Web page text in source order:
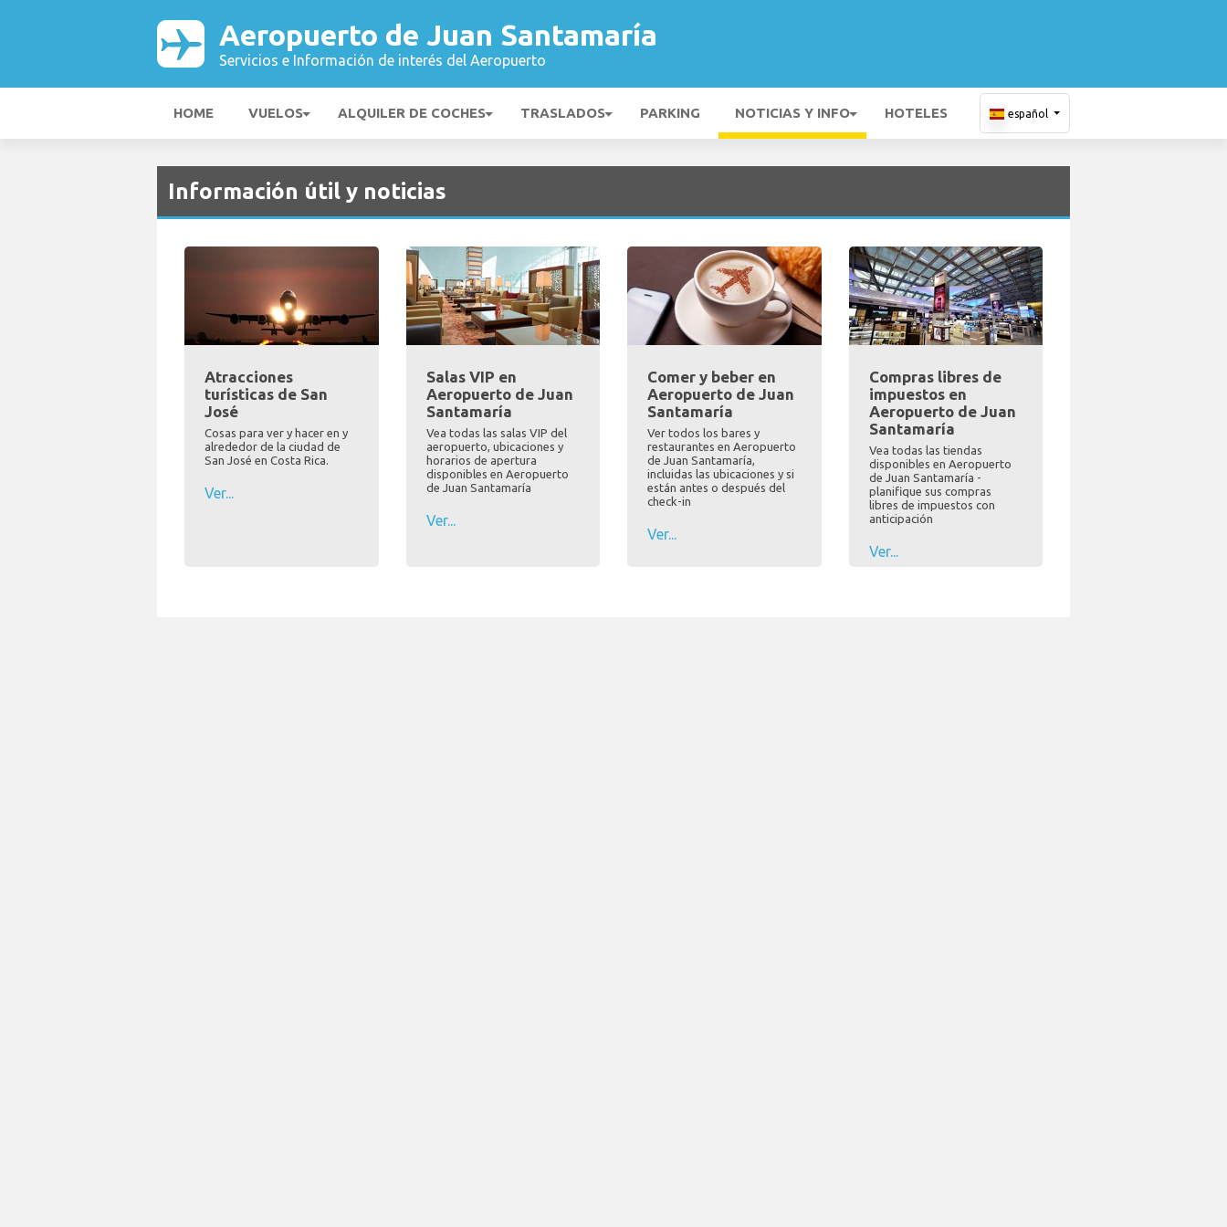
Aeropuerto de Juan Santamaría
Servicios e Información de interés del Aeropuerto
HOME VUELOS ALQUILER DE COCHES TRASLADOS PARKING NOTICIAS Y INFO HOTELES español
Información útil y noticias
Atracciones
turísticas de San
José
Cosas para ver y hacer en y
alrededor de la ciudad de
San José en Costa Rica.
Ver...
Salas VIP en
Aeropuerto de Juan
Santamaría
Vea todas las salas VIP del
aeropuerto, ubicaciones y
horarios de apertura
disponibles en Aeropuerto
de Juan Santamaría
Ver...
Comer y beber en
Aeropuerto de Juan
Santamaría
Ver todos los bares y
restaurantes en Aeropuerto
de Juan Santamaría,
incluidas las ubicaciones y si
están antes o después del
check-in
Ver...
Compras libres de
impuestos en
Aeropuerto de Juan
Santamaría
Vea todas las tiendas
disponibles en Aeropuerto
de Juan Santamaría -
planifique sus compras
libres de impuestos con
anticipación
Ver...